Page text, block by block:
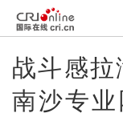
战斗感拉
南沙专业